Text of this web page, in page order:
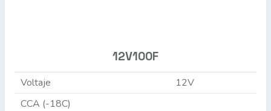
12V100F
Voltaje
12V
CCA (-18C)